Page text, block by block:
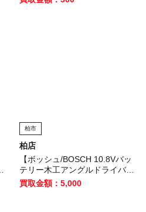
柏市
柏店
【ボッシュ/BOSCH 10.8Vバッ
テリー木工アングルドライバー
ドリル GWI10.8V-LI】四街道市
のお客様から買取いたしまし
買取金額：5,000